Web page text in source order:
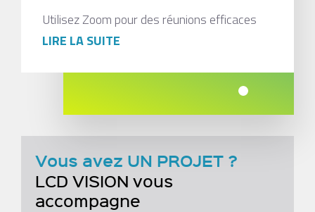
Utilisez Zoom pour des réunions efficaces
LIRE LA SUITE
Vous avez UN PROJET ?
LCD VISION vous
accompagne